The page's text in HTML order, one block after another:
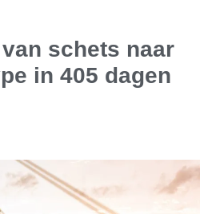
schets naar
in 405 dagen